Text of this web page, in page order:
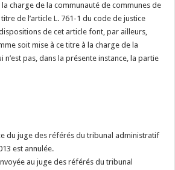
charge de la communauté de communes de
de l’article L. 761-1 du code de justice
de cet article font, par ailleurs,
soit mise à ce titre à la charge de la
n’est pas, dans la présente instance, la partie
du juge des référés du tribunal administratif
est annulée.
au juge des référés du tribunal